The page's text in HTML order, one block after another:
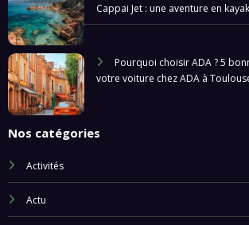
Cappai Jet : une aventure en
Pourquoi choisir ADA ? 5
votre voiture chez ADA à
Nos catégories
Activités
Actu